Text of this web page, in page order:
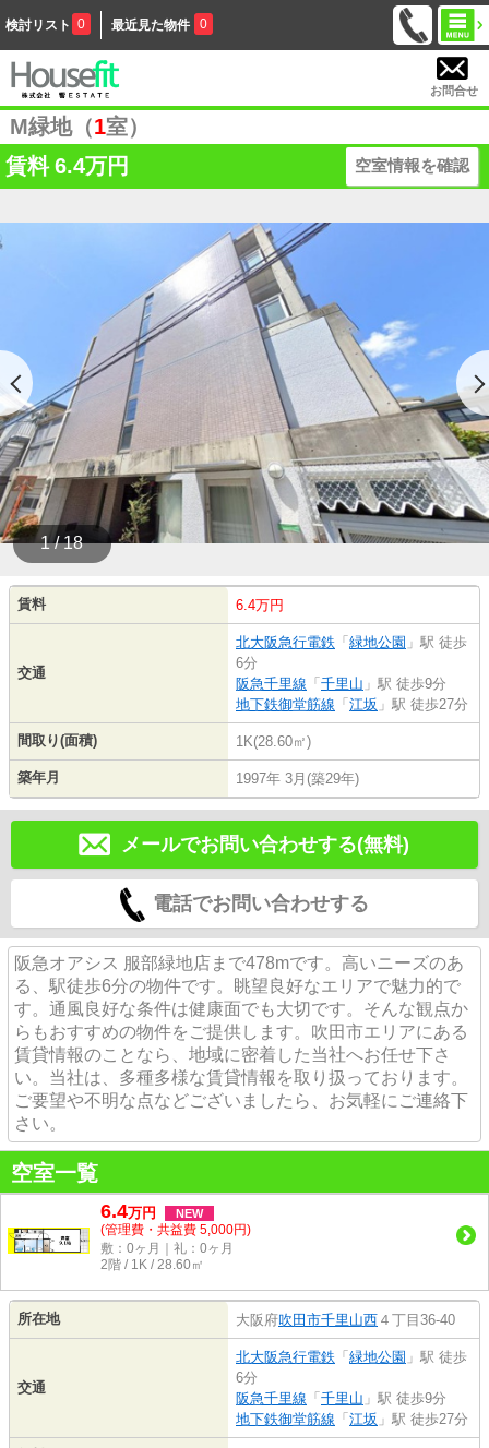
検討リスト 0 最近見た物件 0
お問合せ
M緑地（1室）
賃料 6.4万円 空室情報を確認
1 / 18
賃料 6.4万円
交通
北大阪急行電鉄 「 緑地公園 」駅 徒歩
6分
阪急千里線 「 千里山 」駅 徒歩9分
地下鉄御堂筋線 「 江坂 」駅 徒歩27分
間取り(面積) 1K(28.60㎡)
築年月 1997年 3月(築29年)
メールでお問い合わせする(無料)
電話でお問い合わせする
阪急オアシス 服部緑地店まで478mです。高いニーズのあ
る、駅徒歩6分の物件です。眺望良好なエリアで魅力的で
す。通風良好な条件は健康面でも大切です。そんな観点か
らもおすすめの物件をご提供します。吹田市エリアにある
賃貸情報のことなら、地域に密着した当社へお任せ下さ
い。当社は、多種多様な賃貸情報を取り扱っております。
ご要望や不明な点などございましたら、お気軽にご連絡下
さい。
空室一覧
6.4万円 NEW
(管理費・共益費 5,000円)
敷：0ヶ月｜礼：0ヶ月
2階 / 1K / 28.60㎡
所在地 大阪府吹田市千里山西 ４丁目36-40
交通
北大阪急行電鉄 「 緑地公園 」駅 徒歩
6分
阪急千里線 「 千里山 」駅 徒歩9分
地下鉄御堂筋線 「 江坂 」駅 徒歩27分